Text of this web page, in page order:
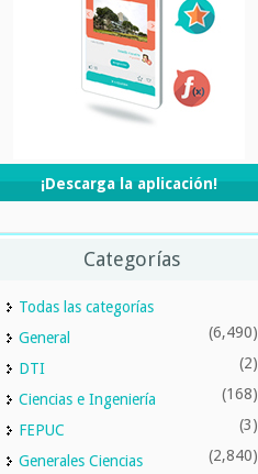
¡Descarga la aplicación!
Categorías
Todas las categorías
General
(6,490)
DTI (2)
Ciencias e Ingeniería (168)
FEPUC (3)
Generales Ciencias (2,840)